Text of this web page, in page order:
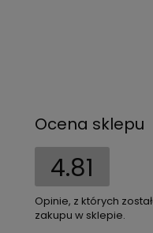
Ocena sklepu
4.81
Opinie, z których
zakupu w sklepie.